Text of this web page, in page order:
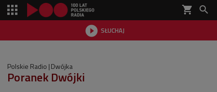
shopping_cart 
 SŁUCHAJ

Polskie Radio Dwójka
Poranek Dwójki